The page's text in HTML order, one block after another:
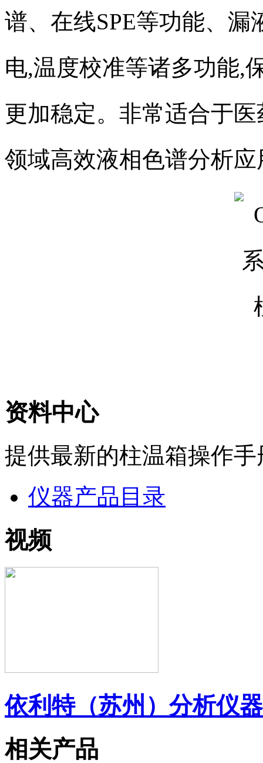
谱、在线SPE等功能、
电,温度校准等诸多功能,
更加稳定。非常适合于
领域高效液相色谱分析应
资料中心
提供最新的柱温箱操作
仪器产品目录
视频
依利特（苏州）分析仪
相关产品